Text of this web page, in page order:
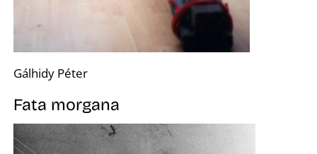
Gálhidy Péter
Fata morgana